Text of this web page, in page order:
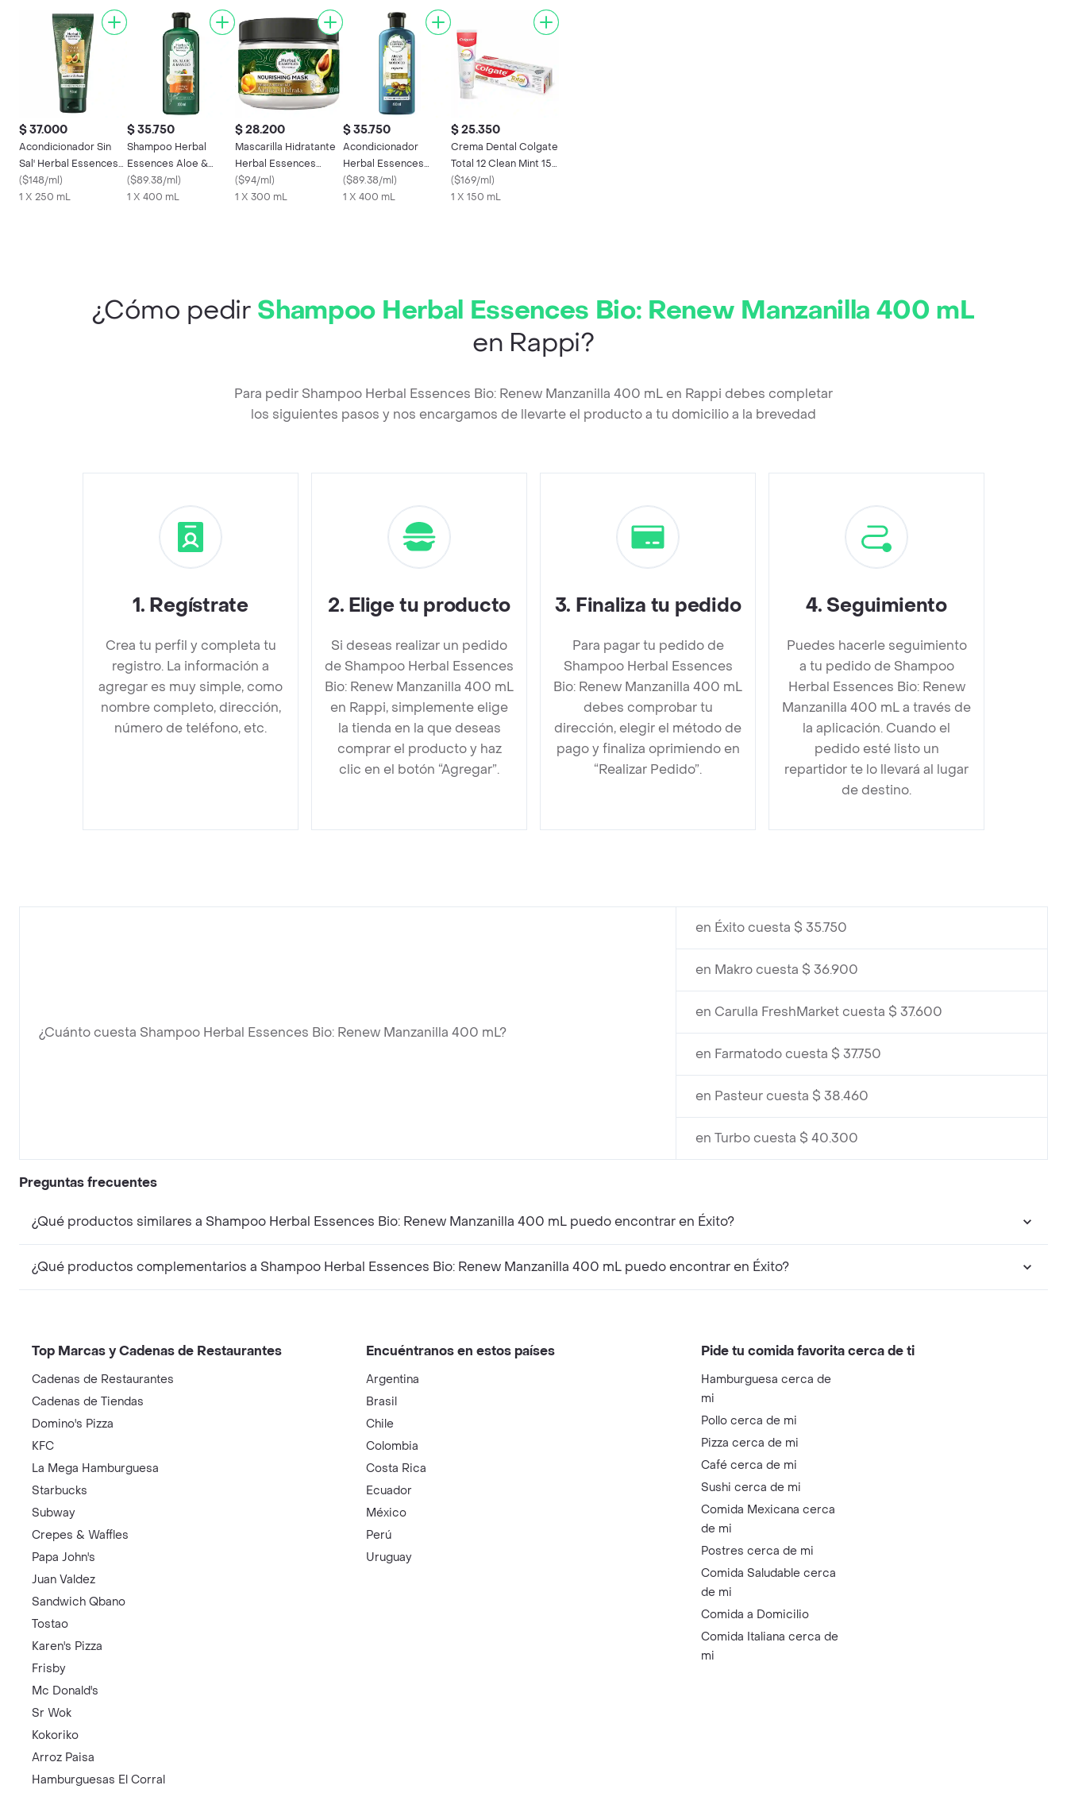
$ 37.000
Acondicionador Sin
Sal' Herbal Essences
Nutre e Hidrata 250
mL
($148/ml)
1 X 250 mL
$ 35.750
Shampoo Herbal
Essences Aloe &
Mango 400 mL
($89.38/ml)
1 X 400 mL
$ 28.200
Mascarilla Hidratante
Herbal Essences
Nutre e Hidrata 300
mL
($94/ml)
1 X 300 mL
$ 35.750
Acondicionador
Herbal Essences
Aceite de Argan 400
mL
($89.38/ml)
1 X 400 mL
$ 25.350
Crema Dental Colgate
Total 12 Clean Mint 150
mL
($169/ml)
1 X 150 mL
¿Cómo pedir Shampoo Herbal Essences Bio: Renew Manzanilla 400 mL
en Rappi?
Para pedir Shampoo Herbal Essences Bio: Renew Manzanilla 400 mL en Rappi debes completar
los siguientes pasos y nos encargamos de llevarte el producto a tu domicilio a la brevedad
1. Regístrate
Crea tu perfil y completa tu
registro. La información a
agregar es muy simple, como
nombre completo, dirección,
número de teléfono, etc.
2. Elige tu producto
Si deseas realizar un pedido
de Shampoo Herbal Essences
Bio: Renew Manzanilla 400 mL
en Rappi, simplemente elige
la tienda en la que deseas
comprar el producto y haz
clic en el botón “Agregar”.
3. Finaliza tu pedido
Para pagar tu pedido de
Shampoo Herbal Essences
Bio: Renew Manzanilla 400 mL
debes comprobar tu
dirección, elegir el método de
pago y finaliza oprimiendo en
“Realizar Pedido”.
4. Seguimiento
Puedes hacerle seguimiento
a tu pedido de Shampoo
Herbal Essences Bio: Renew
Manzanilla 400 mL a través de
la aplicación. Cuando el
pedido esté listo un
repartidor te lo llevará al lugar
de destino.
¿Cuánto cuesta Shampoo Herbal Essences Bio: Renew Manzanilla 400 mL?
en Éxito cuesta $ 35.750
en Makro cuesta $ 36.900
en Carulla FreshMarket cuesta $ 37.600
en Farmatodo cuesta $ 37.750
en Pasteur cuesta $ 38.460
en Turbo cuesta $ 40.300
Preguntas frecuentes
¿Qué productos similares a Shampoo Herbal Essences Bio: Renew Manzanilla 400 mL puedo encontrar en Éxito?
¿Qué productos complementarios a Shampoo Herbal Essences Bio: Renew Manzanilla 400 mL puedo encontrar en Éxito?
Top Marcas y Cadenas de Restaurantes
Cadenas de Restaurantes
Cadenas de Tiendas
Domino's Pizza
KFC
La Mega Hamburguesa
Starbucks
Subway
Crepes & Waffles
Papa John's
Juan Valdez
Sandwich Qbano
Tostao
Karen's Pizza
Frisby
Mc Donald's
Sr Wok
Kokoriko
Arroz Paisa
Hamburguesas El Corral
Encuéntranos en estos países
Argentina
Brasil
Chile
Colombia
Costa Rica
Ecuador
México
Perú
Uruguay
Pide tu comida favorita cerca de ti
Hamburguesa cerca de
mi
Pollo cerca de mi
Pizza cerca de mi
Café cerca de mi
Sushi cerca de mi
Comida Mexicana cerca
de mi
Postres cerca de mi
Comida Saludable cerca
de mi
Comida a Domicilio
Comida Italiana cerca de
mi